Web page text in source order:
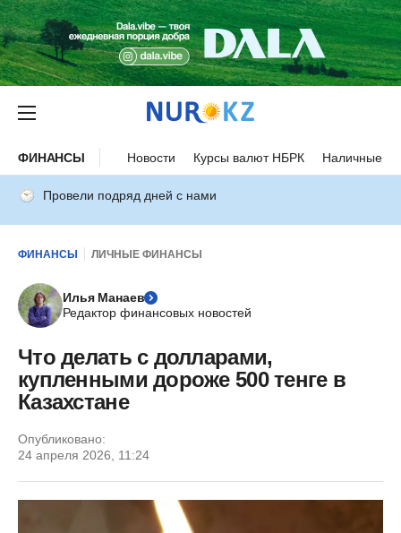
ФИНАНСЫ Новости Курсы валют НБРК Наличные
Провели подряд дней с нами
ФИНАНСЫ ЛИЧНЫЕ ФИНАНСЫ
Илья Манаев
Редактор финансовых новостей
Что делать с долларами,
купленными дороже 500 тенге в
Казахстане
Опубликовано:
24 апреля 2026, 11:24